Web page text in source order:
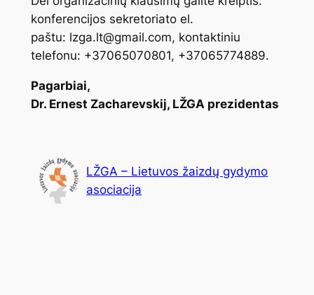
konferencijos sekretoriato el.
paštu: lzga.lt@gmail.com, kontaktiniu
telefonu: +37065070801, +37065774889.
Pagarbiai,
Dr. Ernest Zacharevskij, LŽGA prezidentas
LŽGA – Lietuvos žaizdų gydymo
asociacija